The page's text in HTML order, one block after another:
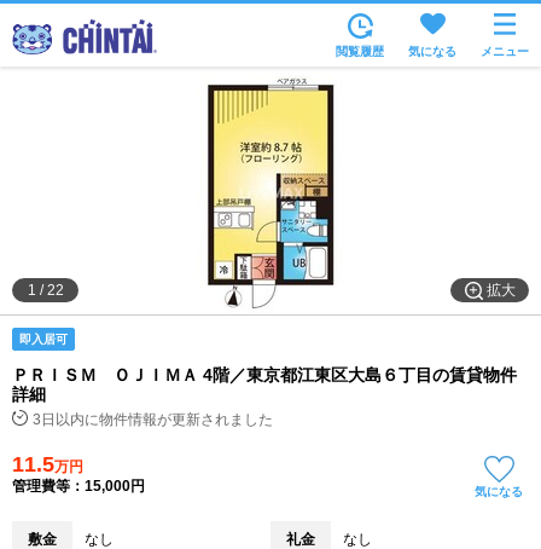
沿線・駅から
家賃相場から
通勤通学時間から
物件特集から
不動産会社から
閲覧履歴 気になる メニュー
拡大
1 /22
即入居可
ＰＲＩＳＭ ＯＪＩＭＡ 4階／東京都江東区大島６丁目の賃貸物件
詳細
3日以内に物件情報が更新されました
11.5万円
管理費等：15,000円
気になる
敷金 なし 礼金 なし